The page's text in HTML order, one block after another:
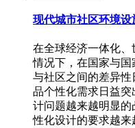
现代城市社区环境
在全球经济一体化
情况下，在国家与
与社区之间的差异
品个性化需求日益
计问题越来越明显
性化设计的要求越